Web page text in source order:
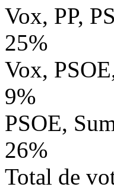
Vox, PP,
25%
Vox,
9%
PSOE,
26%
Total de